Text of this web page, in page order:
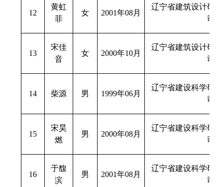
12
黄虹
菲
女 2001年08月
辽宁省建筑设计研
司
13
宋佳
音
女 2000年10月
辽宁省建筑设计研
司
14 柴源 男 1999年06月
辽宁省建设科学研
司
15
宋昊
燃
男 2000年08月
辽宁省建设科学研
司
16
于馥
滨
男 2001年08月
辽宁省建设科学研
司